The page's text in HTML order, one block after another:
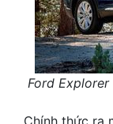
Ford
Chính thức ra